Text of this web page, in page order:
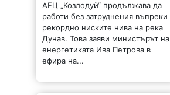
АЕЦ „Козлодуй“ продължава да
работи без затруднения въпреки
рекордно ниските нива на река
Дунав. Това заяви министърът на
енергетиката Ива Петрова в
ефира на...